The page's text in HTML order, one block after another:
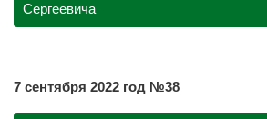
Сергеевича
7 сентября 2022 год №38